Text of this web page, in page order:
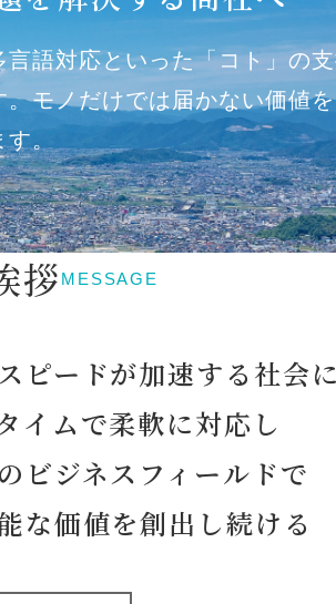
語対応といった「コト」の
モノだけでは届かない価値
。
拶 MESSAGE
ピードが加速する社会に
イムで柔軟に対応し
ビジネスフィールドで
な価値を創出し続ける